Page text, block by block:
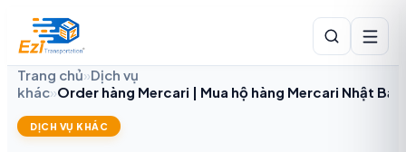
Trang chủ»Dịch vụ
khác»Order hàng Mercari | Mua hộ hàng Mercari Nhật Bản
DỊCH VỤ KHÁC